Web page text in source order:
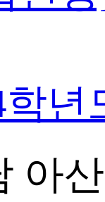
학년
아